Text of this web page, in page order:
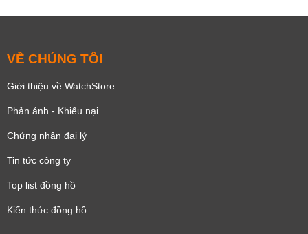
VỀ CHÚNG TÔI
Giới thiệu về WatchStore
Phản ánh - Khiếu nại
Chứng nhận đại lý
Tin tức công ty
Top list đồng hồ
Kiến thức đồng hồ